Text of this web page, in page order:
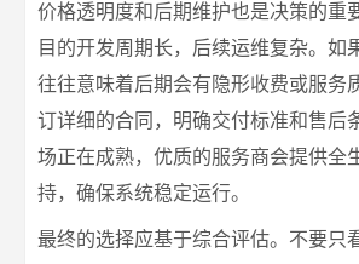
价格透明度和后期维护也是决策的重
目的开发周期长，后续运维复杂。如
往往意味着后期会有隐形收费或服务
订详细的合同，明确交付标准和售后
场正在成熟，优质的服务商会提供全
持，确保系统稳定运行。
最终的选择应基于综合评估。不要只